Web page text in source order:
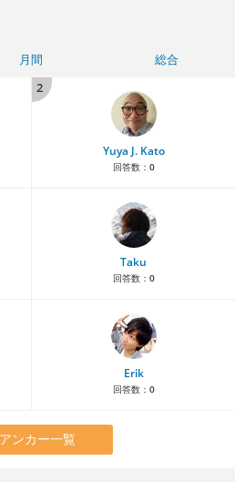
月間
総合
2
Yuya J. Kato
回答数： 0
Taku
回答数： 0
Erik
回答数： 0
アンカー一覧